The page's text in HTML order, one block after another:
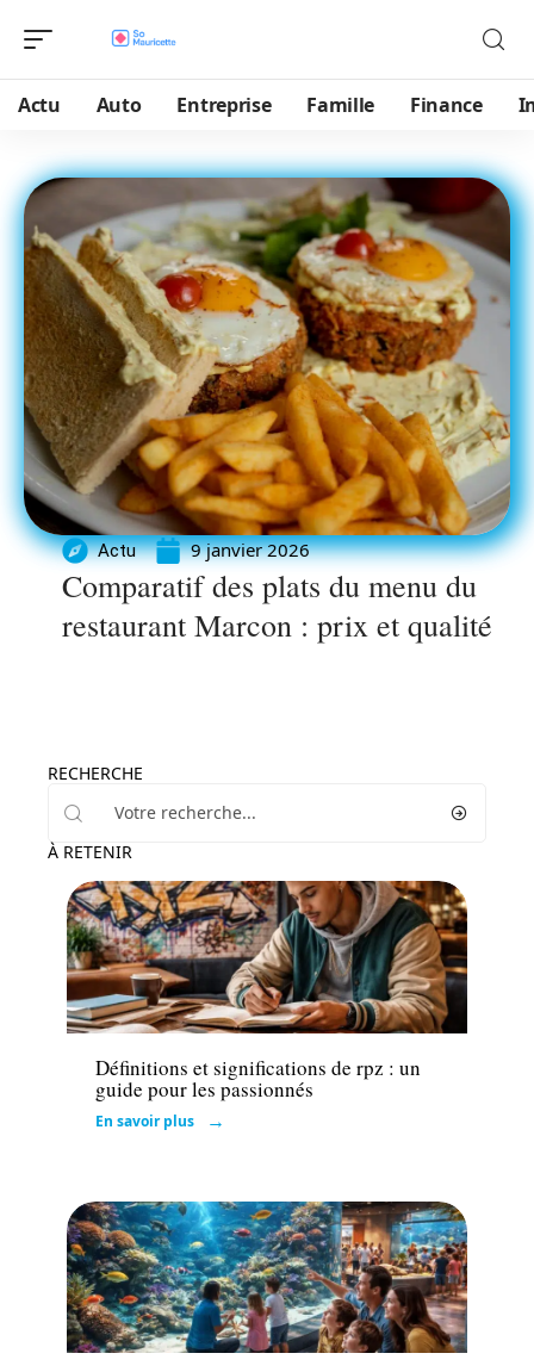
Actu Auto Entreprise Famille Finance
Actu 9 janvier 2026
Comparatif des plats du menu du
restaurant Marcon : prix et qualité
RECHERCHE
À RETENIR
Loisirs
Définitions et significations de rpz : un
guide pour les passionnés
En savoir plus
Famille